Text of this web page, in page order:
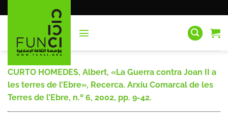
al
CURTO HOMEDES, Albert, «La Guerra contra Joan II a
les terres de l’Ebre», Recerca. Arxiu Comarcal de les
Terres de l’Ebre, n.º 6, 2002, pp. 9-42.